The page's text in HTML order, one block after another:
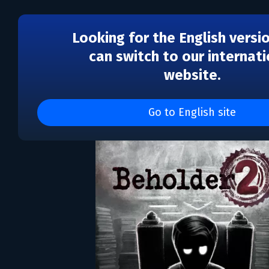
Looking for the English
can switch to our
website.
Go to English site
Beholder 2